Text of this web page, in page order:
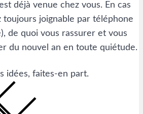
déjà venue chez vous. En cas
toujours joignable par téléphone
de quoi vous rassurer et vous
du nouvel an en toute quiétude.
idées, faites-en part.